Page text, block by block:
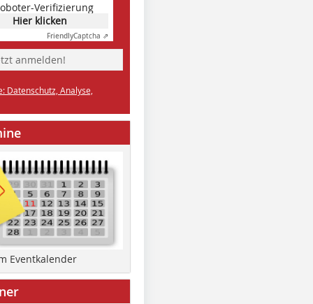
Verifizierung
Hier klicken
FriendlyCaptcha ⇗
anmelden!
Datenschutz, Analyse,
Eventkalender